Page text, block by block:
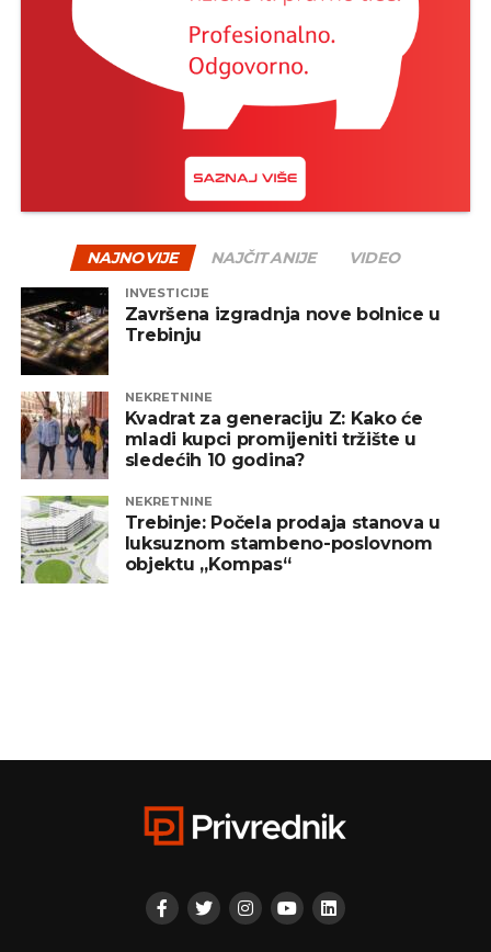
NAJNOVIJE NAJČITANIJE VIDEO
INVESTICIJE
Završena izgradnja nove bolnice u
Trebinju
NEKRETNINE
Kvadrat za generaciju Z: Kako će
mladi kupci promijeniti tržište u
sledećih 10 godina?
NEKRETNINE
Trebinje: Počela prodaja stanova u
luksuznom stambeno-poslovnom
objektu „Kompas“